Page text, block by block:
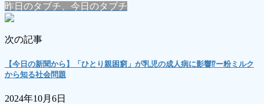
昨日のタブチ、今日のタブチ
次の記事
【今日の新聞から】「ひとり親困窮」が乳児の成人病に影響⁉ー粉ミルク
から知る社会問題
2024年10月6日